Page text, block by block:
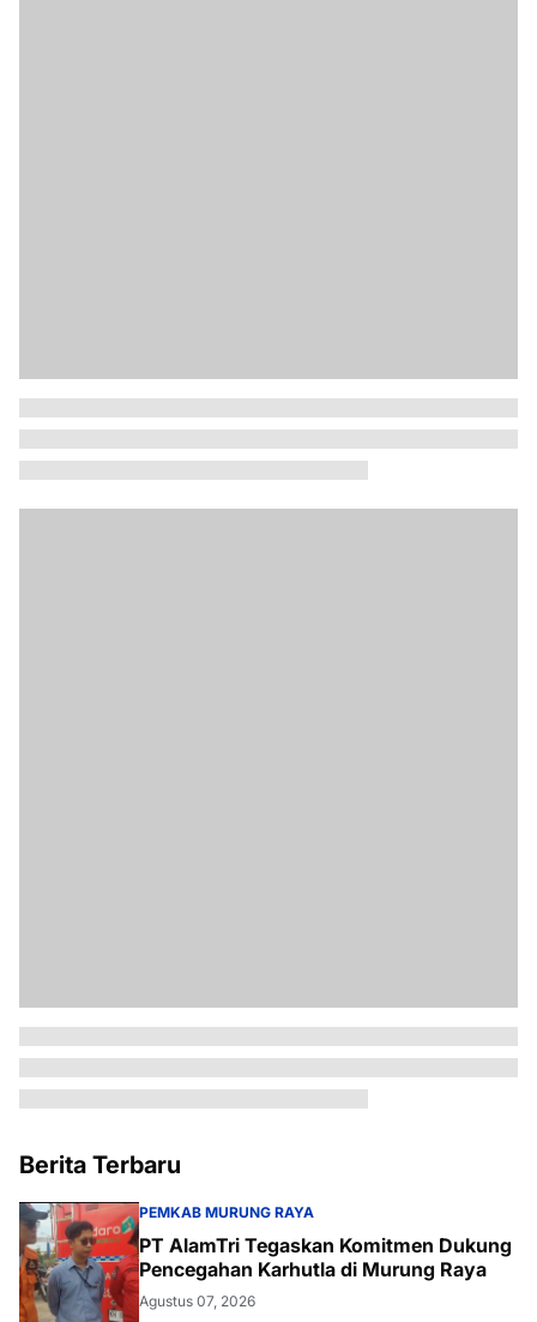
Berita Terbaru
PEMKAB MURUNG RAYA
PT AlamTri Tegaskan Komitmen Dukung
Pencegahan Karhutla di Murung Raya
Agustus 07, 2026